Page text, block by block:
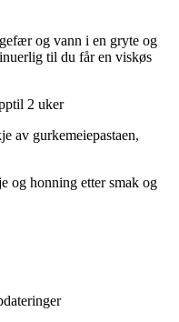
og vann i en gryte og
til du får en viskøs
2 uker
av gurkemeiepastaen,
og honning etter smak og